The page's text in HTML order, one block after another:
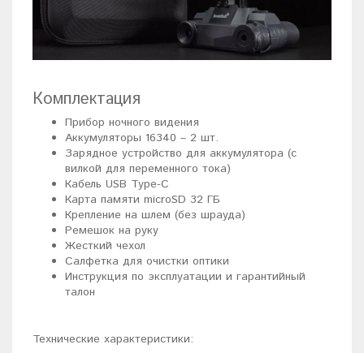
Комплектация
Прибор ночного видения
Аккумуляторы 16340 – 2 шт.
Зарядное устройство для аккумулятора (с
вилкой для переменного тока)
Кабель USB Type-C
Карта памяти microSD 32 ГБ
Крепление на шлем (без шрауда)
Ремешок на руку
Жесткий чехол
Салфетка для очистки оптики
Инструкция по эксплуатации и гарантийный
талон
Технические характеристики: